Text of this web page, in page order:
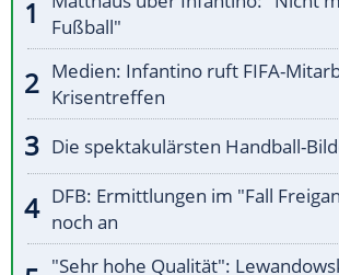
Fußball"
Medien: Infantino ruft FIFA-
Krisentreffen
Die spektakulärsten Handball-
DFB: Ermittlungen im "Fall
noch an
"Sehr hohe Qualität":